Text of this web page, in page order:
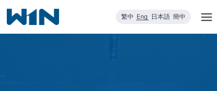
content
繁中 Eng 日本語 簡中